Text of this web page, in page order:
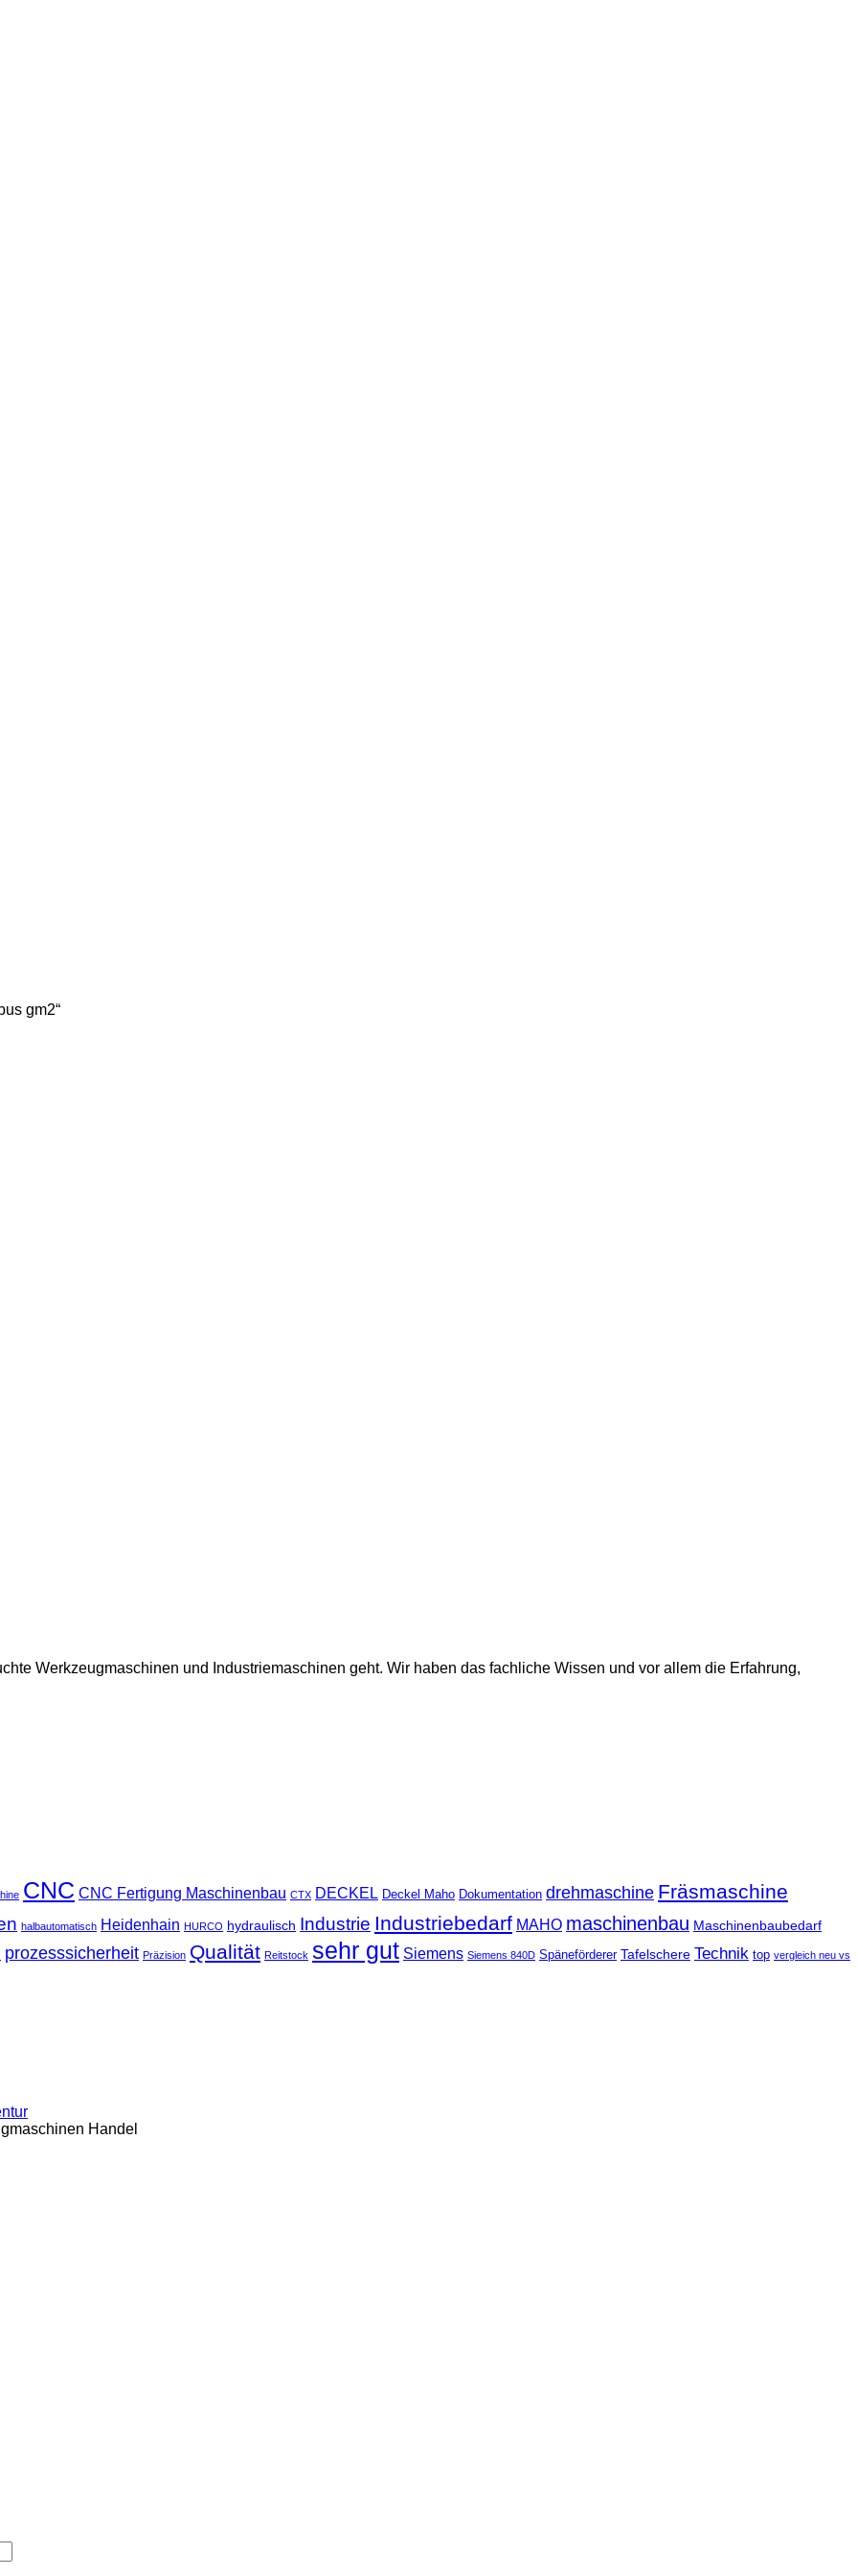
gm2“
Werkzeugmaschinen und Industriemaschinen geht. Wir haben das fachliche Wissen und vor allem die Erfahrung,
CNC CNC Fertigung Maschinenbau CTX DECKEL Deckel Maho Dokumentation drehmaschine Fräsmaschine
halbautomatisch Heidenhain HURCO hydraulisch Industrie Industriebedarf MAHO maschinenbau Maschinenbaubedarf
prozesssicherheit Präzision Qualität Reitstock sehr gut Siemens Siemens 840D Späneförderer Tafelschere Technik top vergleich neu vs
Handel